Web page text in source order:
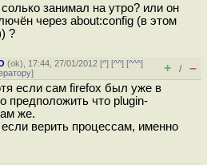
занимал на утро? или он
через about:config (в этом
?
(ok), 17:44, 27/01/2012 [^] [^^] [^^^]
] + / –
если сам firefox был уже в
предположить что plugin-
же.
верить процессам, именно